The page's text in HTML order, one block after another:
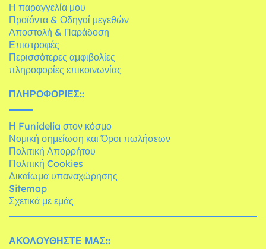
Η παραγγελία μου
Προϊόντα & Οδηγοί μεγεθών
Αποστολή & Παράδοση
Επιστροφές
Περισσότερες αμφιβολίες
πληροφορίες επικοινωνίας
ΠΛΗΡΟΦΟΡΊΕΣ::
Η Funidelia στον κόσμο
Νομική σημείωση και Όροι πωλήσεων
Πολιτική Απορρήτου
Πολιτική Cookies
Δικαίωμα υπαναχώρησης
Sitemap
Σχετικά με εμάς
ΑΚΟΛΟΥΘΉΣΤΕ ΜΑΣ::